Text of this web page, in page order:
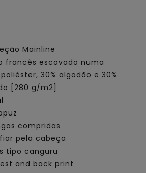
Mainline
francês escovado numa
30% algodão e 30%
[280 g/m2]
compridas
pela cabeça
tipo canguru
and back print